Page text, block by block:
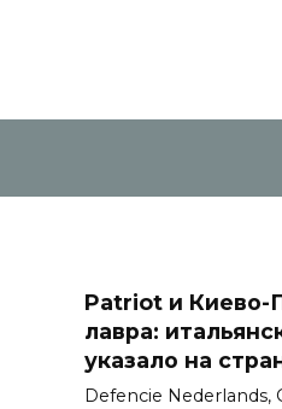
Patriot и Киево-
лавра:
указало на
Defencie Nederlands,